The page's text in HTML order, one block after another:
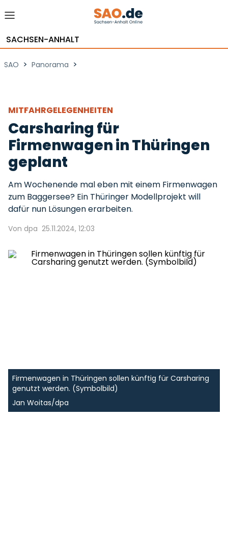
SACHSEN-ANHALT
SAO > Panorama >
MITFAHRGELEGENHEITEN
Carsharing für
Firmenwagen in Thüringen
geplant
Am Wochenende mal eben mit einem Firmenwagen
zum Baggersee? Ein Thüringer Modellprojekt will
dafür nun Lösungen erarbeiten.
Von dpa 25.11.2024, 12:03
Firmenwagen in Thüringen sollen künftig für Carsharing
genutzt werden. (Symbolbild)
Jan Woitas/dpa